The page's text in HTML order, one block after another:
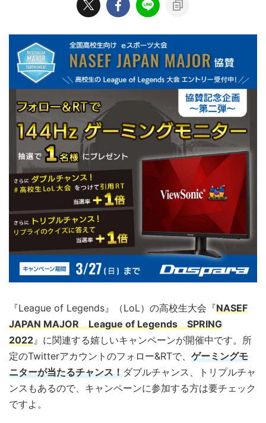
『League of Legends』（LoL）の高校生大会『NASEF
JAPAN MAJOR League of Legends SPRING
2022』に関連する嬉しいキャンペーンが開催中です。所
定のTwitterアカウントのフォロー&RTで、 ゲーミングモ
ニターが当たるチャンス！ダブルチャンス、トリプルチャ
ンスもあるので、キャンペーンに参加する方は要チェック
ですよ。